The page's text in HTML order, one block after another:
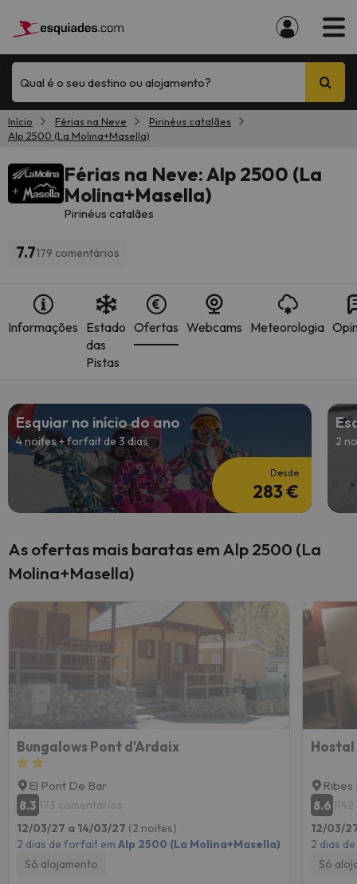
Qual é o seu destino ou alojamento?
Início Férias na Neve
Pirinéus catalães
Alp 2500 (La Molina+Masella)
Férias na Neve: Alp 2500 (La
Molina+Masella)
Pirinéus catalães
7.7179 comentários
Informações Estado
das
Pistas
Ofertas Webcams Meteorologia
Esquiar no início do ano
4 noites + forfait de 3 dias
Desde
283 €
2
As ofertas mais baratas em Alp 2500 (La
Molina+Masella)
Bungalows Pont d'Ardaix
El Pont De Bar
8.3 173 comentários
12/03/27 a 14/03/27 (2 noites)
2 dias de forfait em Alp 2500 (La Molina+Masella)
Só alojamento
8.6
12/03/
2 dias
Só